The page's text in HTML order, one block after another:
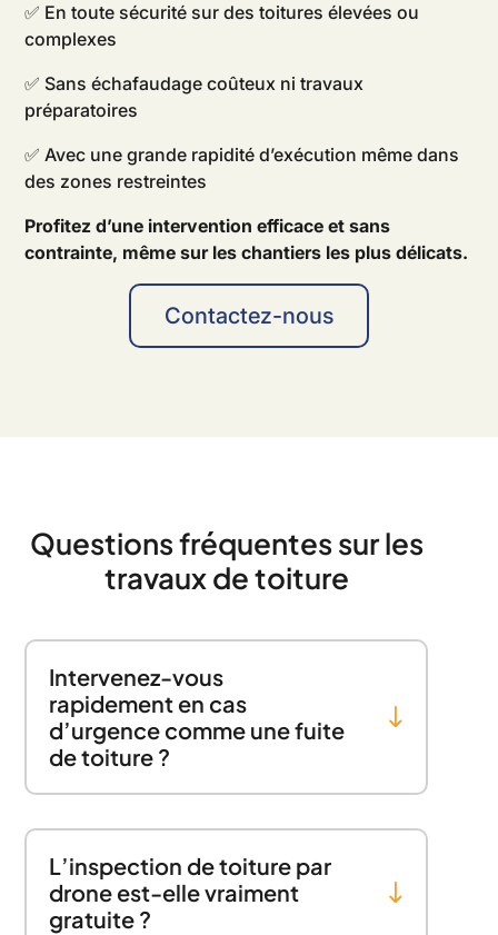
✅ En toute sécurité sur des toitures élevées ou
complexes
✅ Sans échafaudage coûteux ni travaux
préparatoires
✅ Avec une grande rapidité d’exécution même dans
des zones restreintes
Profitez d’une intervention efficace et sans
contrainte, même sur les chantiers les plus délicats.
Contactez-nous
Questions fréquentes sur les
travaux de toiture
Intervenez-vous
rapidement en cas
d’urgence comme une fuite
de toiture ?
L’inspection de toiture par
drone est-elle vraiment
gratuite ?